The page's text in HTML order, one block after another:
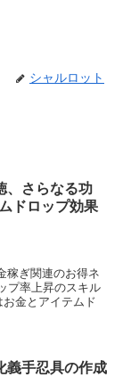
シャルロット
、さらなる功
ドロップ効果
稼ぎ関連のお得ネ
プ率上昇のスキル
金とアイテムド
義手忍具の作成